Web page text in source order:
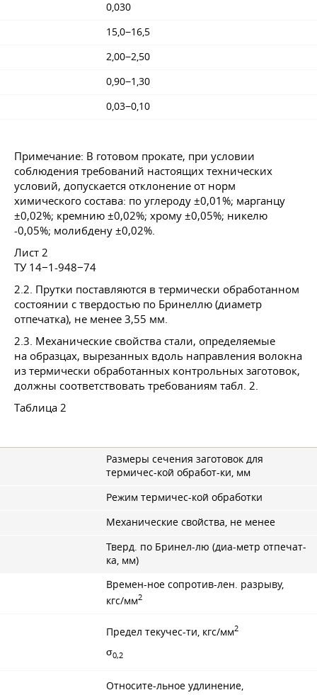
0,030
15,0−16,5
2,00−2,50
0,90−1,30
0,03−0,10
Примечание: В готовом прокате, при условии
соблюдения требований настоящих технических
условий, допускается отклонение от норм
химического состава: по углероду ±0,01%; марганцу
±0,02%; кремнию ±0,02%; хрому ±0,05%; никелю
-0,05%; молибдену ±0,02%.
Лист 2
ТУ 14−1-948−74
2.2. Прутки поставляются в термически обработанном
состоянии с твердостью по Бринеллю (диаметр
отпечатка), не менее 3,55 мм.
2.3. Механические свойства стали, определяемые
на образцах, вырезанных вдоль направления волокна
из термически обработанных контрольных заготовок,
должны соответствовать требованиям табл. 2.
Таблица 2
Размеры сечения заготовок для
термичес-кой обработ-ки, мм
Режим термичес-кой обработки
Механические свойства, не менее
Тверд. по Бринел-лю (диа-метр отпечат-
ка, мм)
Времен-ное сопротив-лен. разрыву,
кгс/мм2
Предел текучес-ти, кгс/мм2
σ0,2
Относите-льное удлинение,